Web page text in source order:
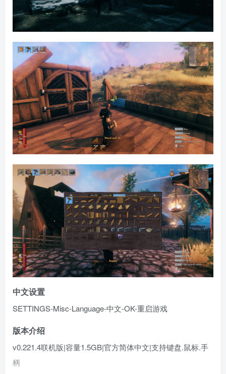
中文设置
SETTINGS-Misc-Language-中文-OK-重启游戏
版本介绍
v0.221.4联机版|容量1.5GB|官方简体中文|支持键盘.鼠标.手
柄